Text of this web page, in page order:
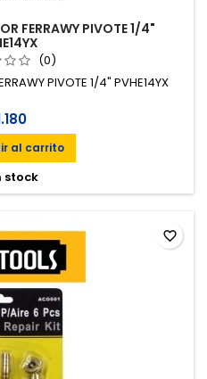
FERRAWY PIVOTE 1/4"
(0)
PIVOTE 1/4" PVHE14YX
al carrito
stock
favorite_border